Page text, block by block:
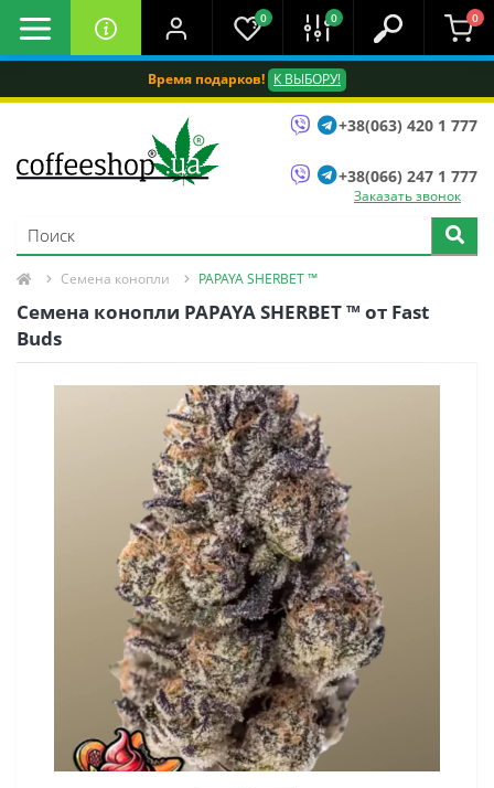
Время подарков! К ВЫБОРУ!
0 0 0
+38(063) 420 1 777
+38(066) 247 1 777
Заказать звонок
Семена конопли PAPAYA SHERBET ™
Семена конопли PAPAYA SHERBET ™ от Fast
Buds